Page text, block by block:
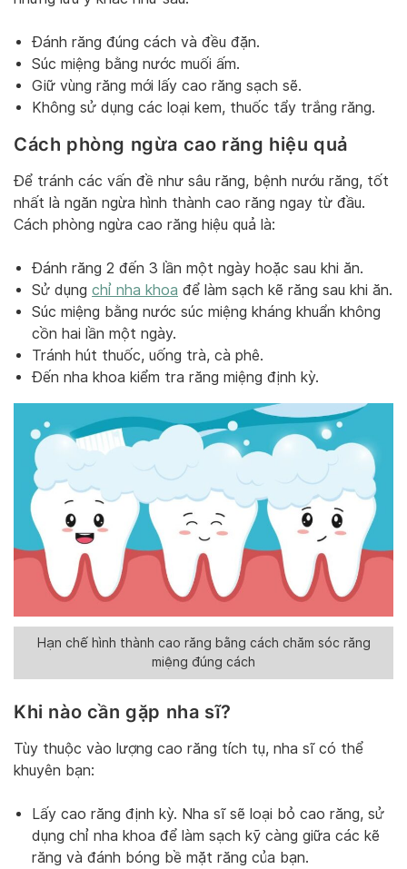
Đánh răng đúng cách và đều đặn.
Súc miệng bằng nước muối ấm.
Giữ vùng răng mới lấy cao răng sạch sẽ.
Không sử dụng các loại kem, thuốc tẩy trắng răng.
Cách phòng ngừa cao răng hiệu quả
Để tránh các vấn đề như sâu răng, bệnh nướu răng, tốt
nhất là ngăn ngừa hình thành cao răng ngay từ đầu.
Cách phòng ngừa cao răng hiệu quả là:
Đánh răng 2 đến 3 lần một ngày hoặc sau khi ăn.
Sử dụng chỉ nha khoa để làm sạch kẽ răng sau khi ăn.
Súc miệng bằng nước súc miệng kháng khuẩn không
cồn hai lần một ngày.
Tránh hút thuốc, uống trà, cà phê.
Đến nha khoa kiểm tra răng miệng định kỳ.
Hạn chế hình thành cao răng bằng cách chăm sóc răng
miệng đúng cách
Khi nào cần gặp nha sĩ?
Tùy thuộc vào lượng cao răng tích tụ, nha sĩ có thể
khuyên bạn:
Lấy cao răng định kỳ. Nha sĩ sẽ loại bỏ cao răng, sử
dụng chỉ nha khoa để làm sạch kỹ càng giữa các kẽ
răng và đánh bóng bề mặt răng của bạn.